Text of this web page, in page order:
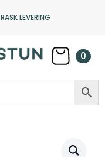
RASK LEVERING
0